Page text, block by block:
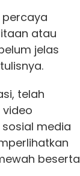
atau
jelas
telah
media
beserta